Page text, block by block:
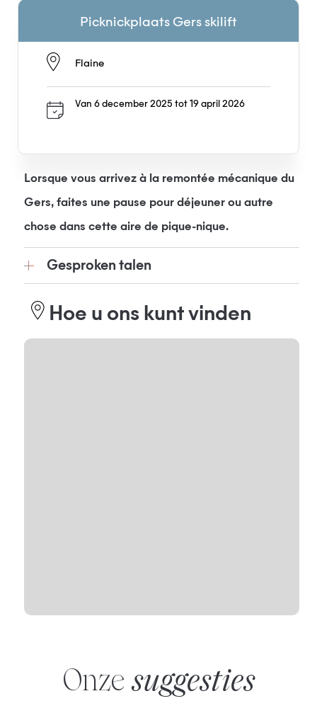
Lorsque vous arrivez à la remontée mécanique du
Gers, faites une pause pour déjeuner ou autre
chose dans cette aire de pique-nique.
Gesproken talen
Hoe u ons kunt vinden
Picknickplaats Gers skilift
Flaine
Van 6 december 2025 tot 19 april 2026
Onze suggesties